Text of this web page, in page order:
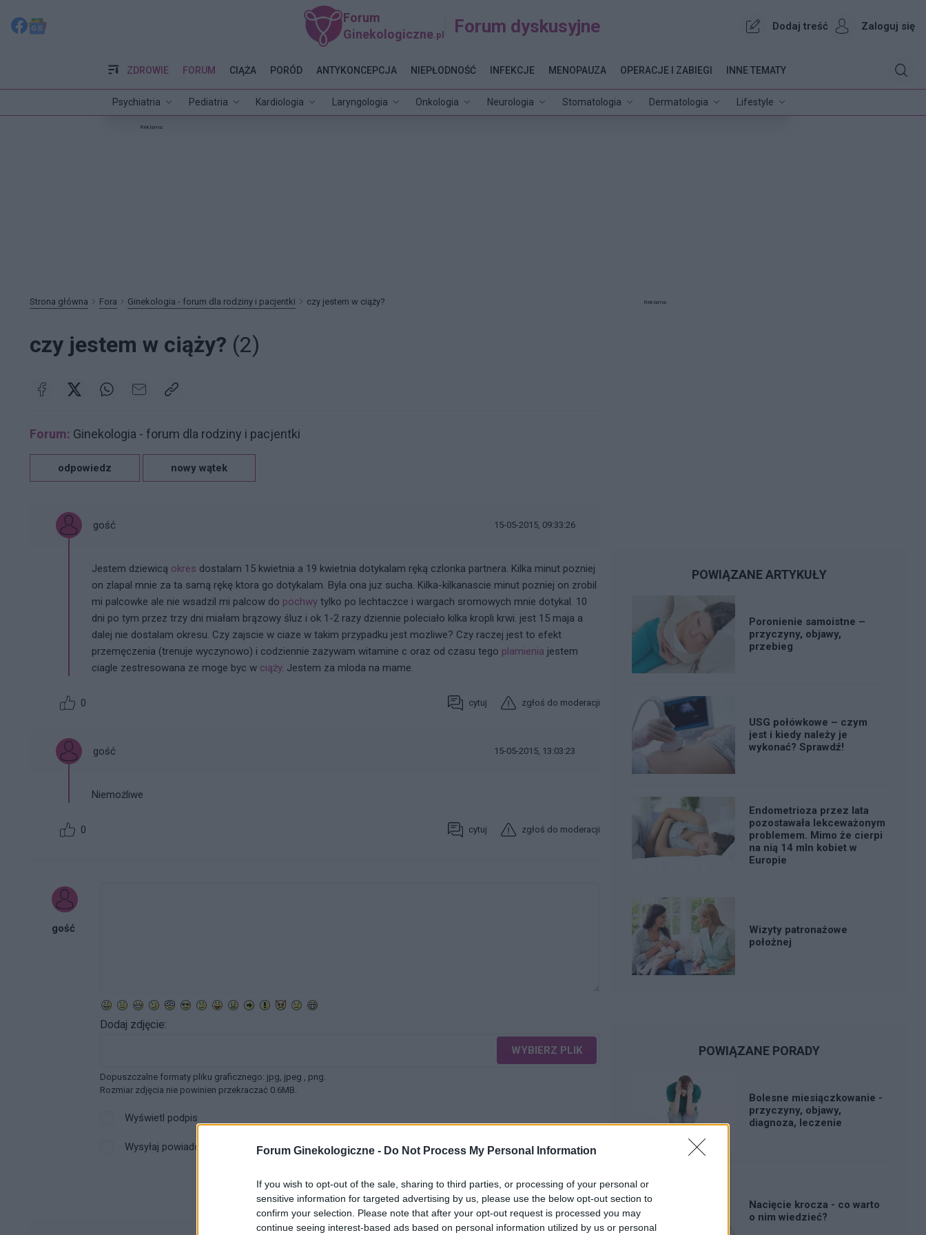
Forum Ginekologiczne - Do Not Process My Personal Information
If you wish to opt-out of the sale, sharing to third parties, or processing of your personal or
sensitive information for targeted advertising by us, please use the below opt-out section to
confirm your selection. Please note that after your opt-out request is processed you may
continue seeing interest-based ads based on personal information utilized by us or personal
Forum
Ginekologiczne .pl Forum dyskusyjne Dodaj treść Zaloguj się
ZDROWIE
Psychiatria Pediatria Kardiologia Laryngologia Onkologia Neurologia Stomatologia Dermatologia Lifestyle
FORUM CIĄŻA PORÓD ANTYKONCEPCJA NIEPŁODNOŚĆ INFEKCJE MENOPAUZA OPERACJE I ZABIEGI INNE TEMATY
Reklama:
Strona główna Fora Ginekologia - forum dla rodziny i pacjentki czy jestem w ciąży?
czy jestem w ciąży? (2)
Forum: Ginekologia - forum dla rodziny i pacjentki
odpowiedz nowy wątek
gość 15-05-2015, 09:33:26
Jestem dziewicą okres dostalam 15 kwietnia a 19 kwietnia dotykalam ręką czlonka partnera. Kilka minut pozniej
on zlapal mnie za ta samą rękę ktora go dotykalam. Byla ona juz sucha. Kilka-kilkanascie minut pozniej on zrobil
mi palcowke ale nie wsadzil mi palcow do pochwy tylko po lechtaczce i wargach sromowych mnie dotykal. 10
dni po tym przez trzy dni miałam brązowy śluz i ok 1-2 razy dziennie poleciało kilka kropli krwi. jest 15 maja a
dalej nie dostalam okresu. Czy zajscie w ciaze w takim przypadku jest mozliwe? Czy raczej jest to efekt
przemęczenia (trenuje wyczynowo) i codziennie zazywam witamine c oraz od czasu tego plamienia jestem
ciagle zestresowana ze moge byc w ciąży. Jestem za mloda na mame.
0 cytuj zgłoś do moderacji
gość 15-05-2015, 13:03:23
Niemożliwe
0 cytuj zgłoś do moderacji
gość
Dodaj zdjęcie:
WYBIERZ PLIK
Dopuszczalne formaty pliku graficznego: jpg, jpeg , png.
Rozmiar zdjęcia nie powinien przekraczać 0.6MB.
Wyświetl podpis
Wysyłaj powiadomienia o odpowiedzi
WYŚLIJ
Reklama:
POWIĄZANE ARTYKUŁY
Poronienie samoistne –
przyczyny, objawy,
przebieg
USG połówkowe – czym
jest i kiedy należy je
wykonać? Sprawdź!
Endometrioza przez lata
pozostawała lekceważonym
problemem. Mimo że cierpi
na nią 14 mln kobiet w
Europie
Wizyty patronażowe
położnej
POWIĄZANE PORADY
Bolesne miesiączkowanie -
przyczyny, objawy,
diagnoza, leczenie
Nacięcie krocza - co warto
o nim wiedzieć?